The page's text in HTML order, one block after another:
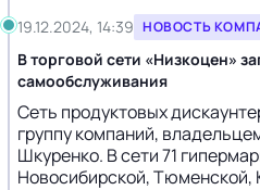
19.12.2024, 14:39 НОВОСТЬ
В торговой сети «Низкоцен»
самообслуживания
Сеть продуктовых
группу компаний,
Шкуренко. В сети 71
Новосибирской, Тюменской,